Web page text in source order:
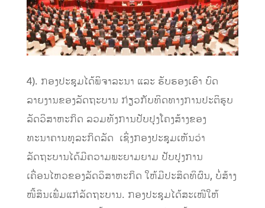
4). ກອງປະຊຸມໄດ້ພິຈາລະນາ ແລະ ຮັບຮອງເອົາ ບົດ
ລາຍງານຂອງລັດຖະບານ ກ່ຽວກັບທິດທາງການປະຕິຮູບ
ລັດວິສາຫະກິດ ລວມທັງການປັບປຸງໂຄງສ້າງຂອງ
ທະນາຄານທຸລະກິດລັດ ເຊິ່ງກອງປະຊຸມເຫັນວ່າ
ລັດຖະບານໄດ້ມີຄວາມພະຍາມຍາມ ປັບປຸງການ
ເຄື່ອນໄຫວຂອງລັດວິສາຫະກິດ ໃຫ້ມີປະສິດທິຜົນ, ບໍ່ສ້າງ
ໜີ້ສິນເພີ່ມແກ່ລັດຖະບານ. ກອງປະຊຸມໄດ້ສະເໜີໃຫ້